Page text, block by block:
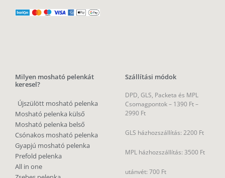
Milyen mosható pelenkát
keresel?
Újszülött mosható pelenka
Mosható pelenka külső
Mosható pelenka belső
Csónakos mosható pelenka
Gyapjú mosható pelenka
Prefold pelenka
All in one
Szállítási módok
DPD, GLS, Packeta és MPL
Csomagpontok – 1390 Ft –
2990 Ft
GLS házhozszállítás: 2200 Ft
MPL házhozszállítás: 3500 Ft
utánvét: 700 Ft